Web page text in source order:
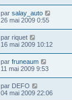
par salay_auto
26 mai 2009 0:55
par riquet
16 mai 2009 10:12
par fruneaum
11 mai 2009 9:53
par DEFO
04 mai 2009 22:06